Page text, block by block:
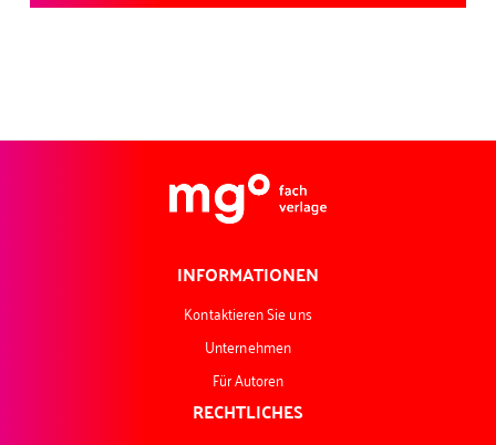
INFORMATIONEN
Kontaktieren Sie uns
Unternehmen
Für Autoren
RECHTLICHES